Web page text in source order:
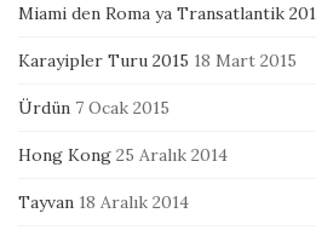
Miami den Roma ya Transatlantik
Karayipler Turu 2015 18 Mart 2015
Ürdün 7 Ocak 2015
Hong Kong 25 Aralık 2014
Tayvan 18 Aralık 2014